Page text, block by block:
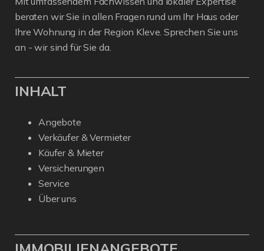
beraten wir Sie in allen Fragen rund um Ihr Haus oder
Ihre Wohnung in der Region Kleve. Sprechen Sie uns
an - wir sind für Sie da.
INHALT
Angebote
Verkäufer & Vermieter
Käufer & Mieter
Versicherungen
Service
Über uns